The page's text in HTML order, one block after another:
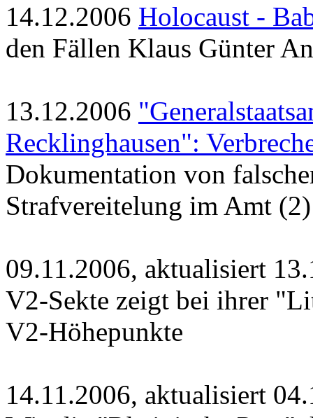
14.12.2006 Holocaust -
den Fällen Klaus Günter
13.12.2006
Recklinghausen":
Dokumentation von
Strafvereitelung im Amt (2)
09.11.2006, aktualisiert
V2-Sekte zeigt bei ihrer
V2-Höhepunkte
14.11.2006, aktualisiert